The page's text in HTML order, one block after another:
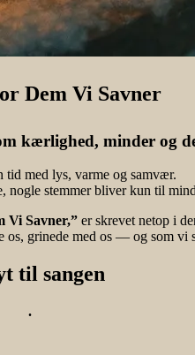
Dem Vi Savner
kærlighed, minder og
tid med lys, varme og samvær.
stemmer bliver kun til
Vi Savner,”er skrevet netop i
grinede med os — og som vi
til sangen
.